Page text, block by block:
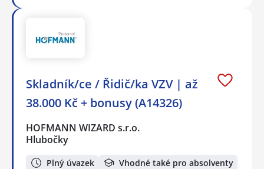
Skladník/ce / Řidič/ka VZV | až
38.000 Kč + bonusy (A14326)
HOFMANN WIZARD s.r.o.
Hlubočky
Plný úvazek Vhodné také pro absolventy